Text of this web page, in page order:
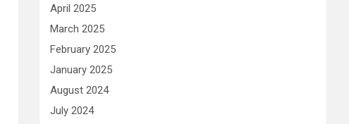
April 2025
March 2025
February 2025
January 2025
August 2024
July 2024